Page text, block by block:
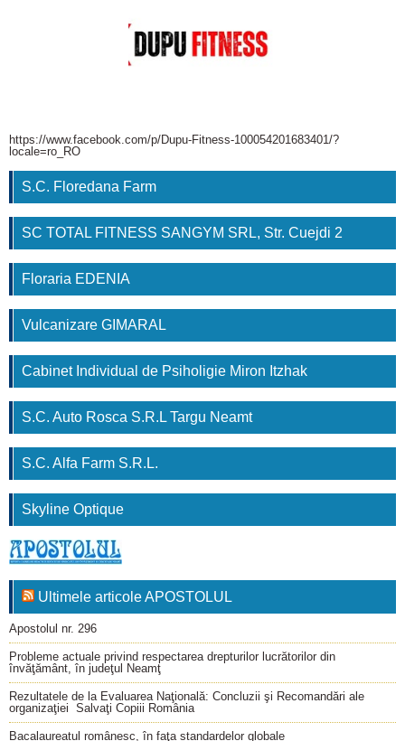
https://www.facebook.com/p/Dupu-Fitness-100054201683401/?
locale=ro_RO
S.C. Floredana Farm
SC TOTAL FITNESS SANGYM SRL, Str. Cuejdi 2
Floraria EDENIA
Vulcanizare GIMARAL
Cabinet Individual de Psiholigie Miron Itzhak
S.C. Auto Rosca S.R.L Targu Neamt
S.C. Alfa Farm S.R.L.
Skyline Optique
Ultimele articole APOSTOLUL
Apostolul nr. 296
Probleme actuale privind respectarea drepturilor lucrătorilor din
învăţământ, în judeţul Neamţ
Rezultatele de la Evaluarea Naţională: Concluzii şi Recomandări ale
organizaţiei Salvaţi Copiii România
Bacalaureatul românesc, în faţa standardelor globale